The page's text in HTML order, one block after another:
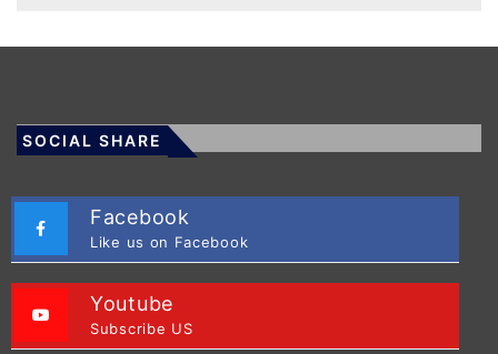
SOCIAL SHARE
Facebook
Like us on Facebook
Youtube
Subscribe US